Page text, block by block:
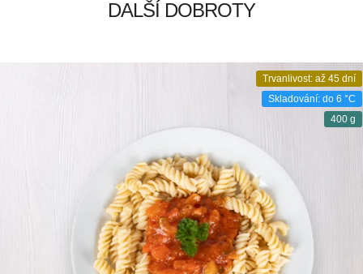
DALŠÍ DOBROTY
Trvanlivost: až 45 dní
Skladování: do 6 °C
400 g